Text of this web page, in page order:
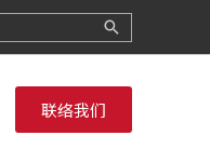
联络我们